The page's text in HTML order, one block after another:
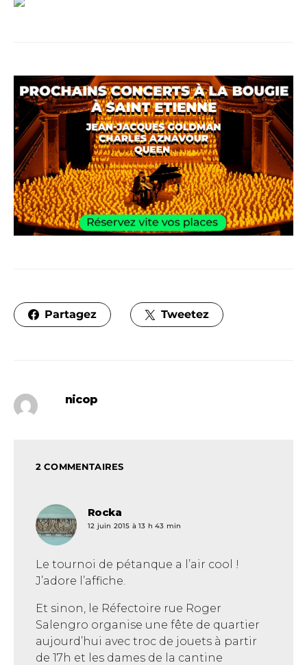
Partagez Tweetez
nicop
2 COMMENTAIRES
Rocka
12 juin 2015 à 13 h 43 min
Le tournoi de pétanque a l’air cool !
J’adore l’affiche.
Et sinon, le Réfectoire rue Roger
Salengro organise une fête de quartier
aujourd’hui avec troc de jouets à partir
de 17h et les dames de la cantine